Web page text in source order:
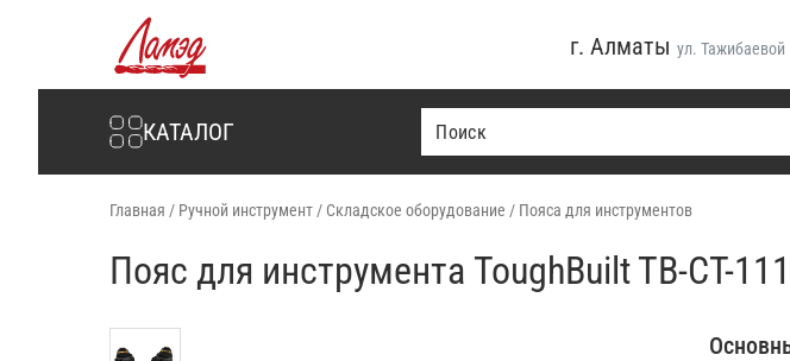
Интернет-магазин Ламэд
г. Алматы ул. Тажибаевой
КАТАЛОГ
Главная / Ручной инструмент / Складское оборудование / Пояса для инструментов
Пояс для инструмента ToughBuilt TB-CT-